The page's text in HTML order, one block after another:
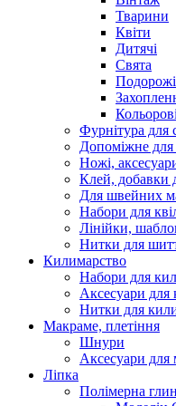
Тварини
Квіти
Дитячі
Свята
Подорожі
Фурнітура для
Допоміжне
Ножі,
Клей, добавки
Для швейних
Набори для
Лінійки,
Нитки для
Килимарство
Набори для
Аксесуари для
Нитки для
Макраме, плетіння
Шнури
Аксесуари для
Ліпка
Полімерна